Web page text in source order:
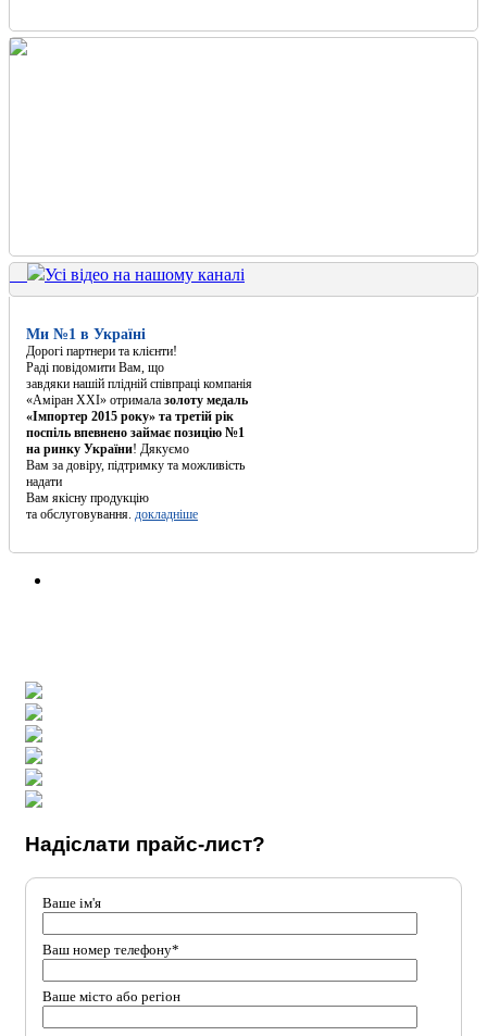
Усі відео на нашому каналі
Ми №1 в Україні
Дорогі партнери та клієнти!
Раді повідомити Вам, що
завдяки нашій плідній співпраці компанія
«Аміран XXI» отримала золоту медаль
«Імпортер 2015 року» та третій рік
поспіль впевнено займає позицію №1
на ринку України! Дякуємо
Вам за довіру, підтримку та можливість
надати
Вам якісну продукцію
та обслуговування. докладніше
Надіслати прайс-лист?
Ваше ім'я
Ваш номер телефону*
Ваше місто або регіон